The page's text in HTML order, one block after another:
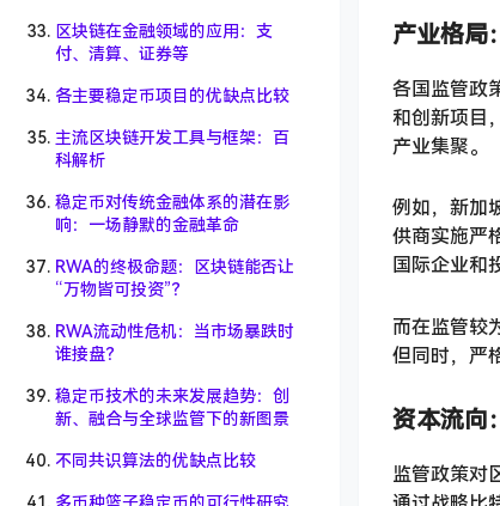
区块链在金融领域的应用：支
付、清算、证券等
各主要稳定币项目的优缺点比较
主流区块链开发工具与框架：百
科解析
稳定币对传统金融体系的潜在影
响：一场静默的金融革命
RWA的终极命题：区块链能否让
“万物皆可投资”？
RWA流动性危机：当市场暴跌时
谁接盘？
稳定币技术的未来发展趋势：创
新、融合与全球监管下的新图景
不同共识算法的优缺点比较
产业格局
各国监管政
和创新项目
产业集聚。
例如，新加
供商实施严
国际企业和
而在监管较
但同时，严
资本流向
监管政策对